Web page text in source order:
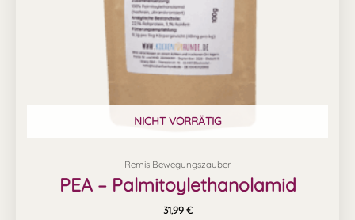
NICHT VORRÄTIG
Remis Bewegungszauber
PEA – Palmitoylethanolamid
31,99 €